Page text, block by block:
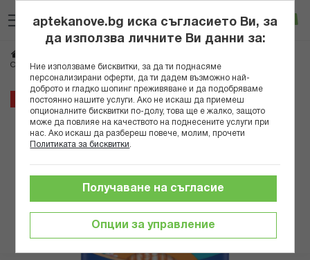
към
съдържанието
Вход
ОЛУЕЙЗ ДАМСКИ ПРЕВРЪЗКИ УЛТРА S1 НОРМАЛ ФРЕШ 18 БР
8%
Преминете
края
aptekanove.bg иска съгласието Ви, за
да използва личните Ви данни за:
Ние използваме бисквитки, за да ти поднасяме
персонализирани оферти, да ти дадем възможно най-
доброто и гладко шопинг преживяване и да подобряваме
постоянно нашите услуги. Ако не искаш да приемеш
опционалните бисквитки по-долу, това ще е жалко, защото
може да повлияе на качеството на поднесените услуги при
нас. Ако искаш да разбереш повече, молим, прочети
Политиката за бисквитки
Опции за управление
Получаване на съгласие